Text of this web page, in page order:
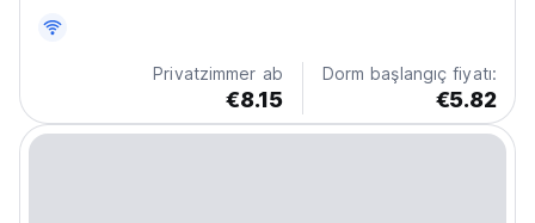
Privatzimmer ab
€8.15
Dorm başlangıç fiyatı:
€5.82